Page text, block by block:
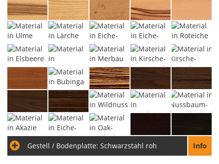
Gestell / Bodenplatte: Schwarzstahl roh Info